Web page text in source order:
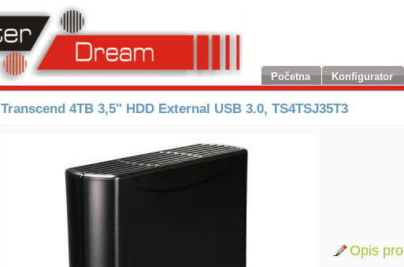
Početna Konfigurator
Transcend 4TB 3,5" HDD External USB 3.0, TS4TSJ35T3
Opis